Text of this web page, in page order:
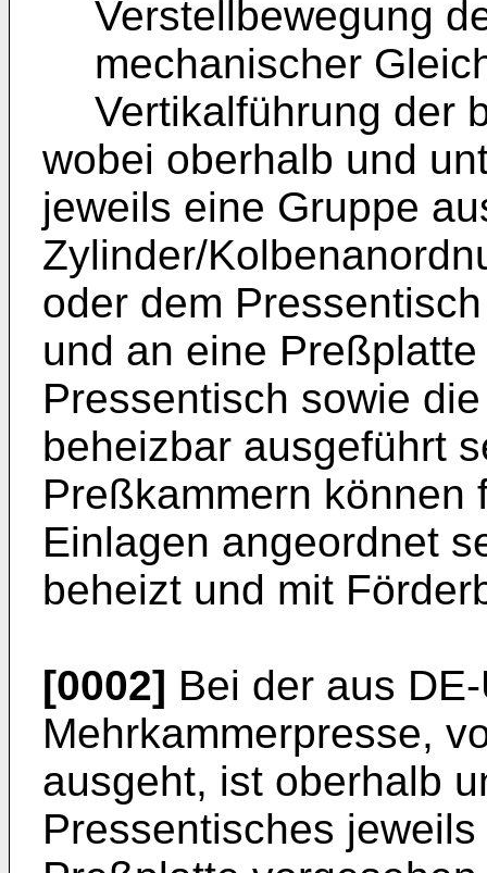
Verstellbewegung
mechanischer
Vertikalführung der
wobei oberhalb und
jeweils eine Gruppe
Zylinder/
oder dem
und an eine
Pressentisch sowie
beheizbar ausgeführt
Preßkammern können
Einlagen angeordnet
beheizt und mit
[0002] Bei der aus
Mehrkammerpresse,
ausgeht, ist oberhalb
Pressentisches